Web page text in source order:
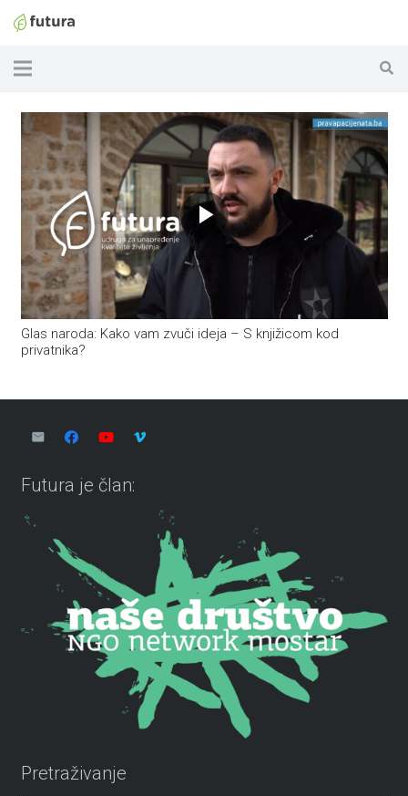
Glas naroda: Kako vam zvuči ideja – S knjižicom kod
privatnika?
Futura je član:
Pretraživanje